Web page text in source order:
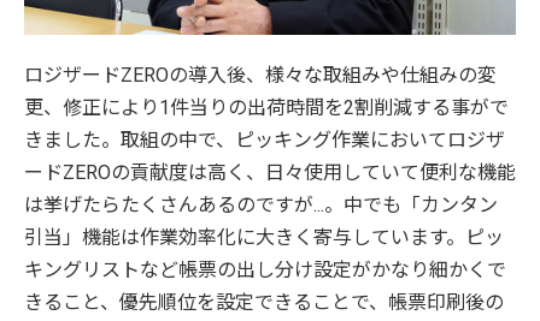
ロジザードZEROの導入後、様々な取組みや仕組みの変
更、修正により1件当りの出荷時間を2割削減する事がで
きました。取組の中で、ピッキング作業においてロジザ
ードZEROの貢献度は高く、日々使用していて便利な機能
は挙げたらたくさんあるのですが...。中でも「カンタン
引当」機能は作業効率化に大きく寄与しています。ピッ
キングリストなど帳票の出し分け設定がかなり細かくで
きること、優先順位を設定できることで、帳票印刷後の